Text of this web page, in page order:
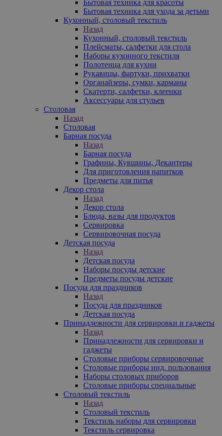
Бытовая техника для красоты
Бытовая техника для ухода за детьми
Кухонный, столовый текстиль
Назад
Кухонный, столовый текстиль
Плейсматы, салфетки для стола
Наборы кухонного текстиля
Полотенца для кухни
Рукавицы, фартуки, прихватки
Органайзеры, сумки, карманы
Скатерти, салфетки, клеенки
Аксессуары для стульев
Столовая
Назад
Столовая
Барная посуда
Назад
Барная посуда
Графины, Кувшины, Декантеры
Для приготовления напитков
Предметы для питья
Декор стола
Назад
Декор стола
Блюда, вазы для продуктов
Сервировка
Сервировочная посуда
Детская посуда
Назад
Детская посуда
Наборы посуды детские
Предметы посуды детские
Посуда для праздников
Назад
Посуда для праздников
Детская посуда
Принадлежности для сервировки и гаджеты
Назад
Принадлежности для сервировки и
гаджеты
Столовые приборы сервировочные
Столовые приборы инд. пользования
Наборы столовых приборов
Столовые приборы специальные
Столовый текстиль
Назад
Столовый текстиль
Текстиль наборы для сервировки
Текстиль сервировка